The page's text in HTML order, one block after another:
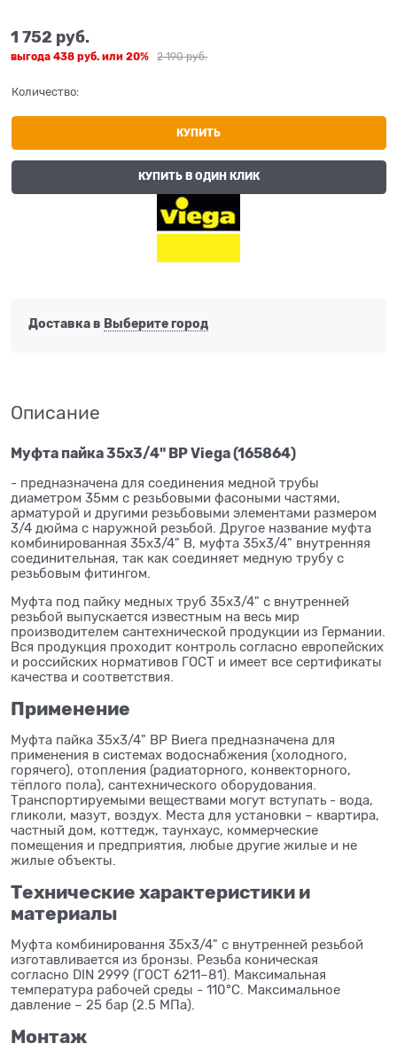
2 190 руб.
1 752 руб.
выгода 438 руб. или 20%
Количество:
КУПИТЬ
КУПИТЬ В ОДИН КЛИК
Доставка в Выберите город
Описание
Муфта пайка 35x3/4" ВР Viega (165864)
- предназначена для соединения медной трубы
диаметром 35мм с резьбовыми фасоными частями,
арматурой и другими резьбовыми элементами размером
3/4 дюйма с наружной резьбой. Другое название муфта
комбинированная 35x3/4" В, муфта 35x3/4" внутренняя
соединительная, так как соединяет медную трубу с
резьбовым фитингом.
Муфта под пайку медных труб 35x3/4" с внутренней
резьбой выпускается известным на весь мир
производителем сантехнической продукции из Германии.
Вся продукция проходит контроль согласно европейских
и российских нормативов ГОСТ и имеет все сертификаты
качества и соответствия.
Применение
Муфта пайка 35x3/4" ВР Виега предназначена для
применения в системах водоснабжения (холодного,
горячего), отопления (радиаторного, конвекторного,
тёплого пола), сантехнического оборудования.
Транспортируемыми веществами могут вступать - вода,
гликоли, мазут, воздух. Места для установки – квартира,
частный дом, коттедж, таунхаус, коммерческие
помещения и предприятия, любые другие жилые и не
жилые объекты.
Технические характеристики и
материалы
Муфта комбинировання 35x3/4" с внутренней резьбой
изготавливается из бронзы. Резьба коническая
согласно DIN 2999 (ГОСТ 6211–81). Максимальная
температура рабочей среды - 110°C. Максимальное
давление – 25 бар (2.5 МПа).
Монтаж